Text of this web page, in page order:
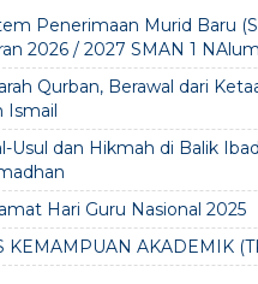
Penerimaan Murid Baru
2026 / 2027 SMAN 1
Qurban, Berawal dari
Ismail
Usul dan Hikmah di Balik
Hari Guru Nasional 2025
KEMAMPUAN AKADEMIK